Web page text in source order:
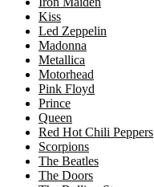
Kiss
Led Zeppelin
Madonna
Metallica
Motorhead
Pink Floyd
Prince
Queen
Red Hot Chili Peppers
Scorpions
The Beatles
The Doors